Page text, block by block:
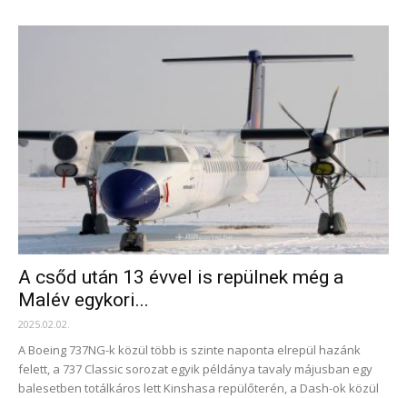
A csőd után 13 évvel is repülnek még a
Malév egykori...
2025.02.02.
A Boeing 737NG-k közül több is szinte naponta elrepül hazánk
felett, a 737 Classic sorozat egyik példánya tavaly májusban egy
balesetben totálkáros lett Kinshasa repülőterén, a Dash-ok közül